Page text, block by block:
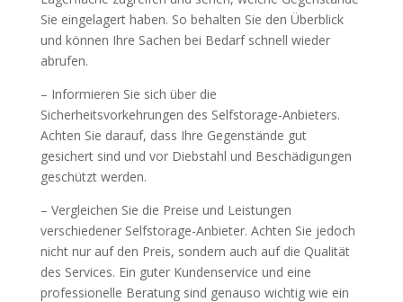
Sie eingelagert haben. So behalten Sie den Überblick
und können Ihre Sachen bei Bedarf schnell wieder
abrufen.
– Informieren Sie sich über die
Sicherheitsvorkehrungen des Selfstorage-Anbieters.
Achten Sie darauf, dass Ihre Gegenstände gut
gesichert sind und vor Diebstahl und Beschädigungen
geschützt werden.
– Vergleichen Sie die Preise und Leistungen
verschiedener Selfstorage-Anbieter. Achten Sie jedoch
nicht nur auf den Preis, sondern auch auf die Qualität
des Services. Ein guter Kundenservice und eine
professionelle Beratung sind genauso wichtig wie ein